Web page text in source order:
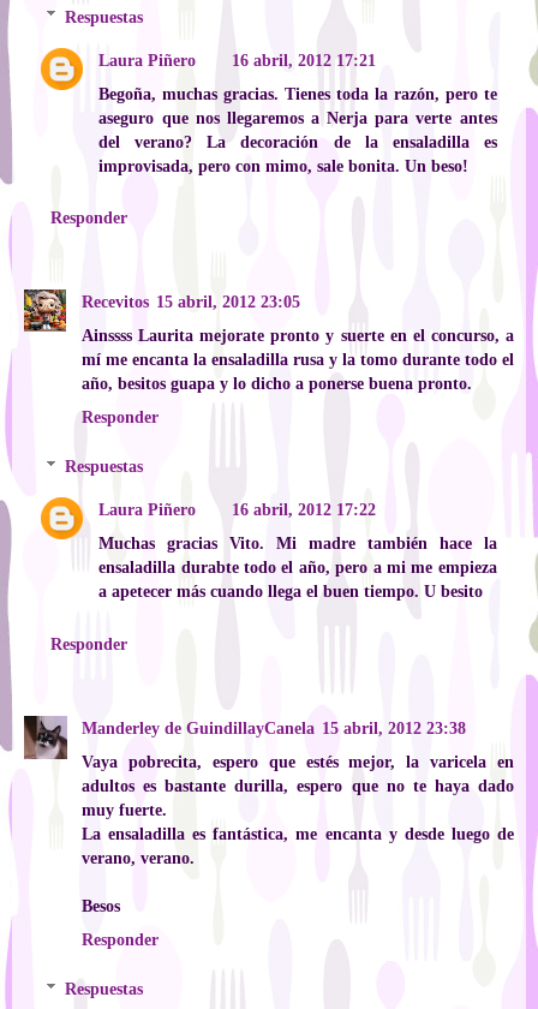
Respuestas
Laura Piñero
16 abril, 2012 17:21
Begoña, muchas gracias. Tienes toda la razón, pero te
aseguro que nos llegaremos a Nerja para verte antes
del verano? La decoración de la ensaladilla es
improvisada, pero con mimo, sale bonita. Un beso!
Responder
Recevitos 15 abril, 2012 23:05
Ainssss Laurita mejorate pronto y suerte en el concurso, a
mí me encanta la ensaladilla rusa y la tomo durante todo el
año, besitos guapa y lo dicho a ponerse buena pronto.
Responder
Respuestas
Laura Piñero
16 abril, 2012 17:22
Muchas gracias Vito. Mi madre también hace la
ensaladilla durabte todo el año, pero a mi me empieza
a apetecer más cuando llega el buen tiempo. U besito
Responder
Manderley de GuindillayCanela 15 abril, 2012 23:38
Vaya pobrecita, espero que estés mejor, la varicela en
adultos es bastante durilla, espero que no te haya dado
muy fuerte.
La ensaladilla es fantástica, me encanta y desde luego de
verano, verano.
Besos
Responder
Respuestas